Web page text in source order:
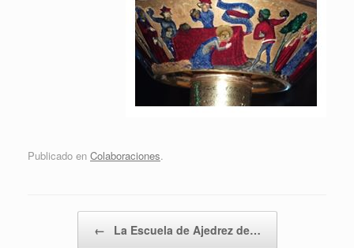
Publicado en Colaboraciones.
← La Escuela de Ajedrez de…